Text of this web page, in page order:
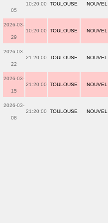
05
10:20:00 TOULOUSE
2026-03-
29
10:20:00 TOULOUSE
2026-03-
22
21:20:00 TOULOUSE
2026-03-
15
21:20:00 TOULOUSE
2026-03-
08
21:20:00 TOULOUSE